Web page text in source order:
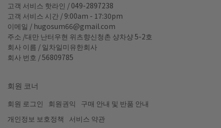
고객 서비스 핫라인 / 049-2897238
고객 서비스 시간 / 9:00am - 17:30pm
이메일 / hugosum66@gmail.com
주소 /대만 난터우현 위츠향신청촌 샹차샹 5-2호
회사 이름 / 일차일미유한회사
회사 번호 / 56809785
회원 코너
회원 로그인 회원권익
구매 안내 및 반품 안내
개인정보 보호정책
서비스 약관